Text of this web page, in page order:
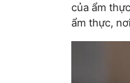
của ẩm
ẩm thực,